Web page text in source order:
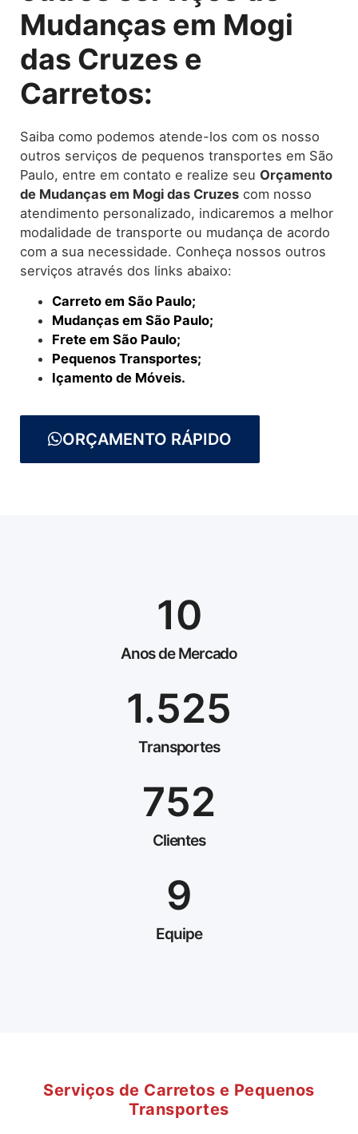
Mudanças em Mogi
das Cruzes e
Carretos:
Saiba como podemos atende-los com os nosso
outros serviços de pequenos transportes em São
Paulo, entre em contato e realize seu Orçamento
de Mudanças em Mogi das Cruzes com nosso
atendimento personalizado, indicaremos a melhor
modalidade de transporte ou mudança de acordo
com a sua necessidade. Conheça nossos outros
serviços através dos links abaixo:
Carreto em São Paulo;
Mudanças em São Paulo;
Frete em São Paulo;
Pequenos Transportes;
Içamento de Móveis.
ORÇAMENTO RÁPIDO
Anos de Mercado
10
Transportes
1.525
Clientes
752
Equipe
9
Serviços de Carretos e Pequenos
Transportes